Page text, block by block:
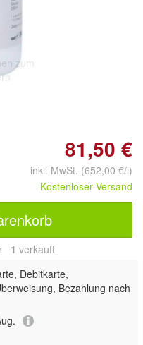
zum
81,50 €
inkl. MwSt. (652,00 €/l)
Kostenloser Versand
1 verkauft
Debitkarte,
Bezahlung nach